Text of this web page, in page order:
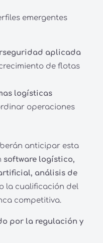
emergentes
aplicada
de flotas
logísticas
operaciones
anticipar esta
software logístico,
análisis de
la cualificación del
competitiva.
por la regulación y